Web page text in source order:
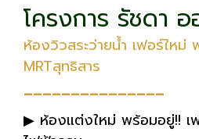
โครงการ รัชดา
ห้องวิวสระว่ายน้ำ เฟอร์ใหม่
MRTสุทธิสาร
---------------
▶ ห้องแต่งใหม่ พร้อมอยู่!! เ